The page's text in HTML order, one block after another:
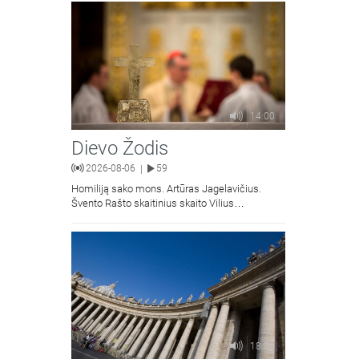
14:00
Dievo Žodis
2026-08-06 | 59
Homiliją sako mons. Artūras Jagelavičius.
Švento Rašto skaitinius skaito Vilius
18:58